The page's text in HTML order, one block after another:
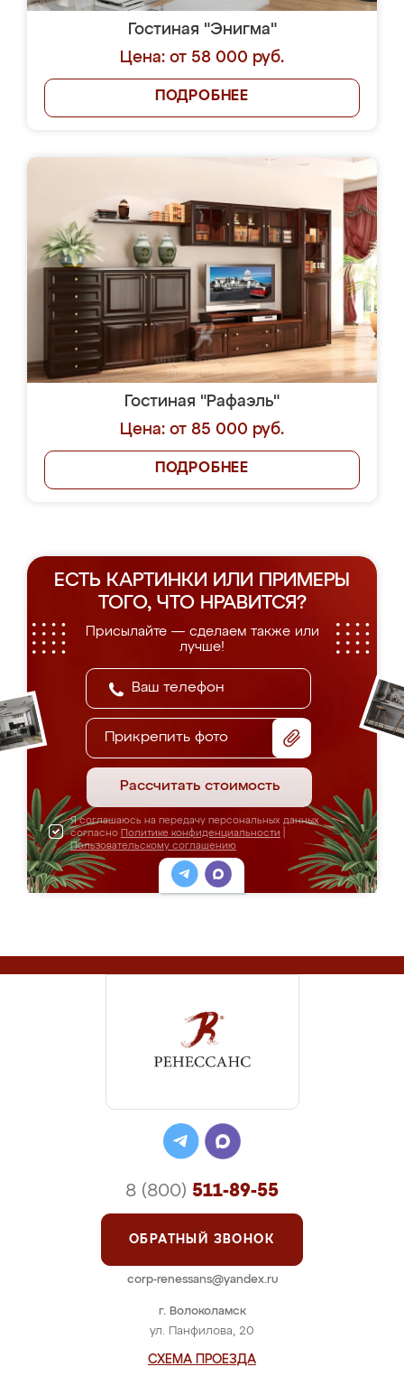
Гостиная "Энигма"
Цена: от 58 000 руб.
ПОДРОБНЕЕ
Гостиная "Рафаэль"
Цена: от 85 000 руб.
ПОДРОБНЕЕ
ЕСТЬ КАРТИНКИ ИЛИ ПРИМЕРЫ
ТОГО, ЧТО НРАВИТСЯ?
Присылайте — сделаем также или
лучше!
Прикрепить фото
Рассчитать стоимость
Я соглашаюсь на передачу персональных данных
согласно Политике конфиденциальности
Пользовательскому соглашению
г. Волоколамск
ул. Панфилова, 20
СХЕМА ПРОЕЗДА
8 (800) 511-89-55
ОБРАТНЫЙ ЗВОНОК
corp-renessans@yandex.ru